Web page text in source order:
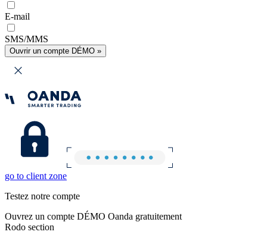
E-mail
SMS/MMS
Ouvrir un compte DÉMO »
go to client zone
Testez notre compte
Ouvrez un compte DÉMO Oanda gratuitement
Rodo section